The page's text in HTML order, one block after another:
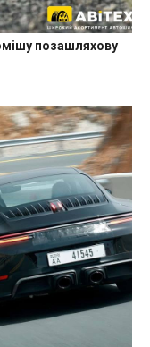
позашляхову